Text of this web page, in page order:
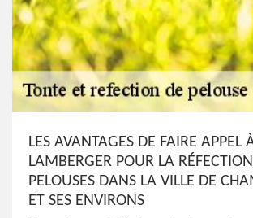
LES AVANTAGES DE FAIRE APPEL
LAMBERGER POUR LA
PELOUSES DANS LA VILLE DE
ET SES ENVIRONS